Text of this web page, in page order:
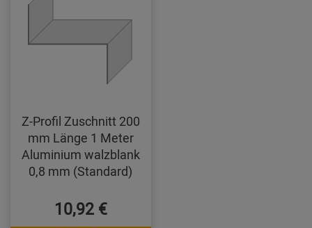
Z-Profil Zuschnitt 200
mm Länge 1 Meter
Aluminium walzblank
0,8 mm (Standard)
10,92 €